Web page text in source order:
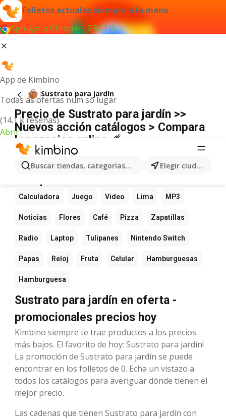
Folletos actuales siempre a la mano
Agregar a Chrome - GRATIS
App de Kimbino
Todas as ofertas num só lugar
(14.1 k reseñas)
Abrir
Buscar tiendas, categorías, productos... Elegir ciudad
Sustrato para jardín
Precio de Sustrato para jardín >>
Nuevos acción catálogos > Compara
los precios online ☄️
No hemos encontrado resultados para este
término.
Calculadora Juego Video Lima MP3
Noticias Flores Café Pizza Zapatillas
Radio Laptop Tulipanes Nintendo Switch
Papas Reloj Fruta Celular Hamburguesas
Hamburguesa
Sustrato para jardín en oferta -
promocionales precios hoy
Kimbino siempre te trae productos a los precios
más bajos. El favorito de hoy: Sustrato para jardín!
La promoción de Sustrato para jardín se puede
encontrar en los folletos de 0. Echa un vistazo a
todos los catálogos para averiguar dónde tienen el
mejor precio.
Las cadenas que tienen Sustrato para jardín con